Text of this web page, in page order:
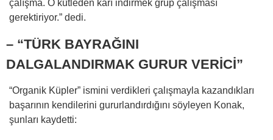
çalışma. O kütleden karı indirmek grup çalışması
gerektiriyor.” dedi.
– “TÜRK BAYRAĞINI
DALGALANDIRMAK GURUR VERİCİ”
“Organik Küpler” ismini verdikleri çalışmayla kazandıkları
başarının kendilerini gururlandırdığını söyleyen Konak,
şunları kaydetti: